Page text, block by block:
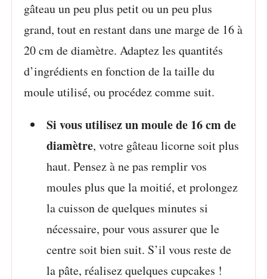
gâteau un peu plus petit ou un peu plus
grand, tout en restant dans une marge de 16 à
20 cm de diamètre. Adaptez les quantités
d’ingrédients en fonction de la taille du
moule utilisé, ou procédez comme suit.
Si vous utilisez un moule de 16 cm de
diamètre, votre gâteau licorne soit plus
haut. Pensez à ne pas remplir vos
moules plus que la moitié, et prolongez
la cuisson de quelques minutes si
nécessaire, pour vous assurer que le
centre soit bien suit. S’il vous reste de
la pâte, réalisez quelques cupcakes !